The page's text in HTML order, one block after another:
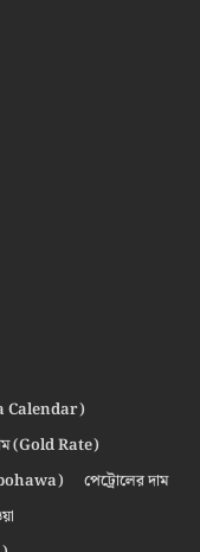
Calendar)
(Gold Rate)
পেট্রোলের দাম